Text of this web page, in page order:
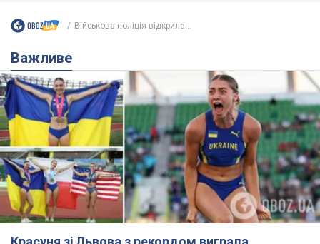
Красуня зі Львова з рекордом виграла
історичну медаль для України на чемпіонаті
світу з легкої атлетики U20. Відео
Наша співвітчизниця блискуче виступила в Орегоні
9.08.2026 09:32 67,8 т.
Брітні Спірс зізналася в уколах краси
і показала наслідки невдалої